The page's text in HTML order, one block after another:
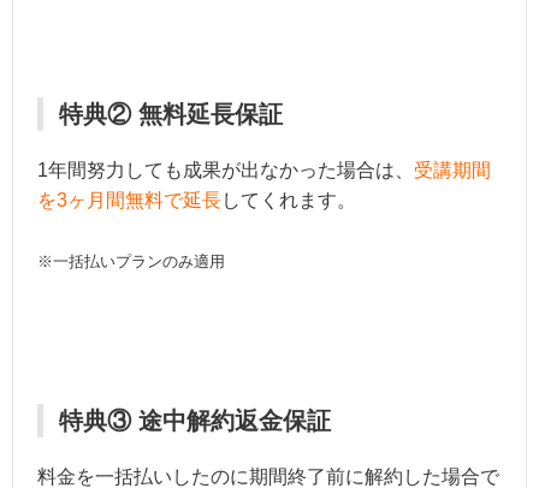
特典② 無料延長保証
1年間努力しても成果が出なかった場合は、 受講期間
を3ヶ月間無料で延長してくれます。
※一括払いプランのみ適用
特典③ 途中解約返金保証
料金を一括払いしたのに期間終了前に解約した場合で